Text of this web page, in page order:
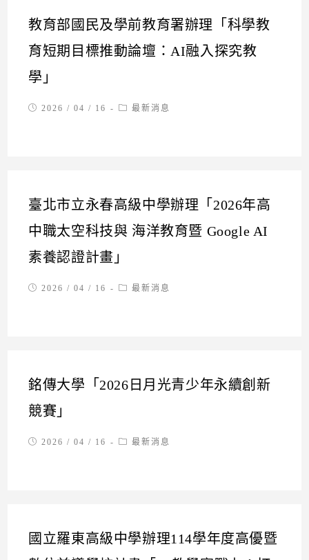
教育部國民及學前教育署辦理「科學教
育短期目標推動論壇：AI融入探究教
學」
Post2026 / 04 / 16
Post最新消息
臺北市立永春高級中學辦理「2026年高
中職太空科技與 海洋教育暨 Google AI
素養認證計畫」
Post2026 / 04 / 16
Post最新消息
銘傳大學「2026日月光青少年永續創新
競賽」
Post2026 / 04 / 16
Post最新消息
國立羅東高級中學辦理114學年度高優暨